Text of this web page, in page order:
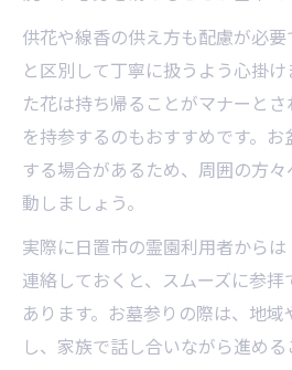
家族の想いを形にす
お墓参りと永代供養
永代供養や納骨の選び方
お墓参りと永代供養
納骨先を選ぶ際に注意
お墓の納骨方法と手
お墓参りで考える納
お墓選びで役立つ永
家族と進めるお墓参り計
供花や線香の供え方も配慮が必
と区別して丁寧に扱うよう心掛
た花は持ち帰ることがマナーと
を持参するのもおすすめです。
する場合があるため、周囲の方
動しましょう。
実際に日置市の霊園利用者から
連絡しておくと、スムーズに参
あります。お墓参りの際は、地
し、家族で話し合いながら進める